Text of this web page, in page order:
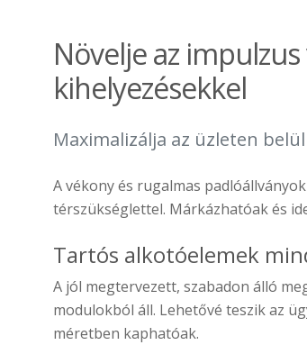
Növelje az
kihelyezésekkel
Maximalizálja az üzleten
A vékony és rugalmas
térszükséglettel. Márkázhatóak és
Tartós alkotóelemek
A jól megtervezett, szabadon álló
modulokból áll. Lehetővé teszik az
méretben kaphatóak.